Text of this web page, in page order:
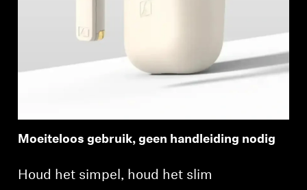
Moeiteloos gebruik, geen handleiding nodig
Houd het simpel, houd het slim